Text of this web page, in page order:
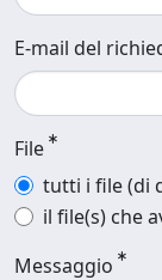
E-mail del
File
tutti i file (di
il file(s) che
Messaggio